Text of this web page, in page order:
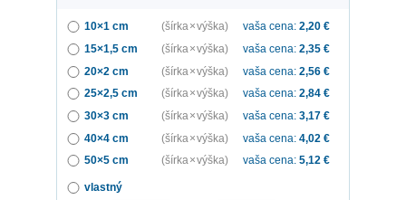
10×1 cm (šírka × výška) vaša cena: 2,20 €
15×1,5 cm
(šírka × výška) vaša cena: 2,35 €
20×2 cm
(šírka × výška) vaša cena: 2,56 €
25×2,5 cm
(šírka × výška) vaša cena: 2,84 €
30×3 cm
(šírka × výška) vaša cena: 3,17 €
40×4 cm
(šírka × výška) vaša cena: 4,02 €
50×5 cm
(šírka × výška) vaša cena: 5,12 €
vlastný